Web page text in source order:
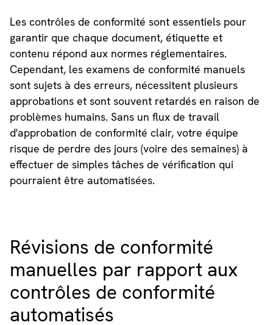
Les contrôles de conformité sont essentiels pour
garantir que chaque document, étiquette et
contenu répond aux normes réglementaires.
Cependant, les examens de conformité manuels
sont sujets à des erreurs, nécessitent plusieurs
approbations et sont souvent retardés en raison de
problèmes humains. Sans un flux de travail
d'approbation de conformité clair, votre équipe
risque de perdre des jours (voire des semaines) à
effectuer de simples tâches de vérification qui
pourraient être automatisées.
Révisions de conformité
manuelles par rapport aux
contrôles de conformité
automatisés